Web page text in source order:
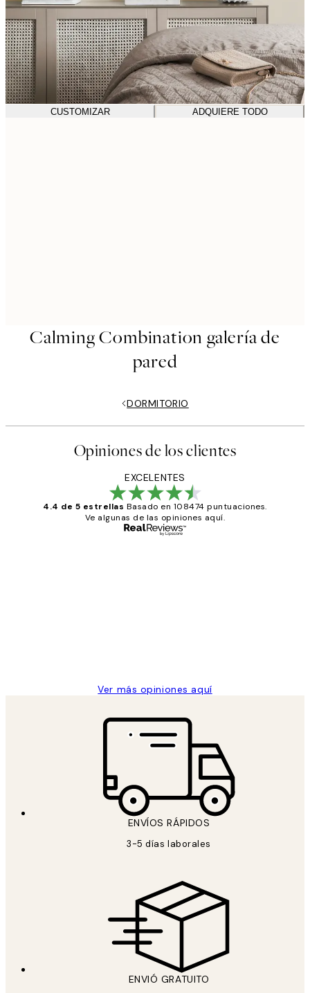
CUSTOMIZAR ADQUIERE TODO
Calming Combination galería de
pared
DORMITORIO
Opiniones de los clientes
EXCELENTES
4.4 de 5 estrellas Basado en 108474 puntuaciones.
Ve algunas de las opiniones aquí.
Ver más opiniones aquí
ENVÍOS RÁPIDOS
3-5 días laborales
ENVIÓ GRATUITO